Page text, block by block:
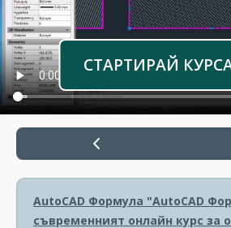
СТАРТИРАЙ
AutoCAD Формула "AutoCAD
съвременният онлайн курс за